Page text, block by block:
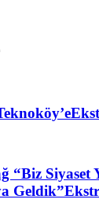
“Biz Siyaset
Geldik”